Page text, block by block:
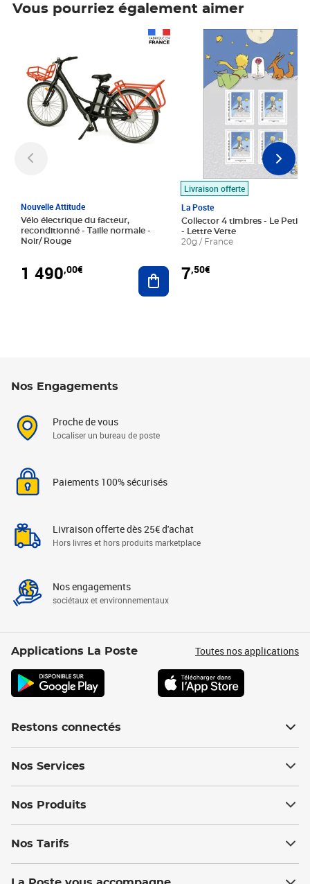
Vous pourriez également aimer
Nouvelle Attitude
Vélo électrique du facteur,
reconditionné - Taille normale -
Noir/ Rouge
1 490,00€ Ajouter au panier
Livraison offerte
La Poste
Collector 4 timbres - Le Petit
- Lettre Verte
20g / France
7,50€
Prix 7,50€
Nos Engagements
Proche de vous
Localiser un bureau de poste
Paiements 100% sécurisés
Livraison offerte dès 25€ d'achat
Hors livres et hors produits marketplace
Nos engagements
sociétaux et environnementaux
Applications La Poste Toutes nos applications
Restons connectés
Nos Services
Nos Produits
Nos Tarifs